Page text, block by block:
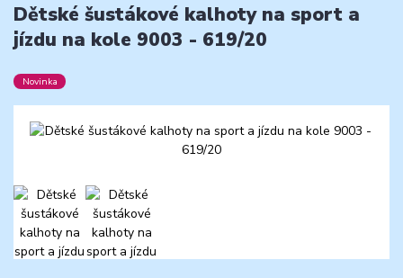
Dětské šustákové kalhoty na sport a
jízdu na kole 9003 - 619/20
Novinka